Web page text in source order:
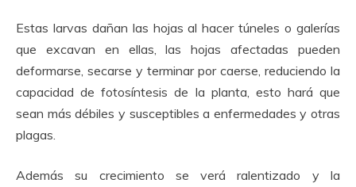
Estas larvas dañan las hojas al hacer túneles o galerías
que excavan en ellas, las hojas afectadas pueden
deformarse, secarse y terminar por caerse, reduciendo la
capacidad de fotosíntesis de la planta, esto hará que
sean más débiles y susceptibles a enfermedades y otras
plagas.
Además su crecimiento se verá ralentizado y la